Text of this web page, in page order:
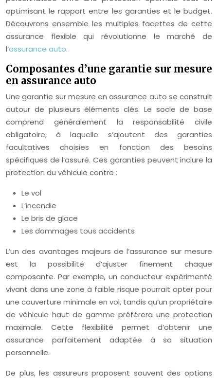
optimisant le rapport entre les garanties et le budget.
Découvrons ensemble les multiples facettes de cette
assurance flexible qui révolutionne le marché de
l’assurance auto.
Composantes d’une garantie sur mesure
en assurance auto
Une garantie sur mesure en assurance auto se construit
autour de plusieurs éléments clés. Le socle de base
comprend généralement la responsabilité civile
obligatoire, à laquelle s’ajoutent des garanties
facultatives choisies en fonction des besoins
spécifiques de l’assuré. Ces garanties peuvent inclure la
protection du véhicule contre :
Le vol
L’incendie
Le bris de glace
Les dommages tous accidents
L’un des avantages majeurs de l’assurance sur mesure
est la possibilité d’ajuster finement chaque
composante. Par exemple, un conducteur expérimenté
vivant dans une zone à faible risque pourrait opter pour
une couverture minimale en vol, tandis qu’un propriétaire
de véhicule haut de gamme préférera une protection
maximale. Cette flexibilité permet d’obtenir une
assurance parfaitement adaptée à sa situation
personnelle.
De plus, les assureurs proposent souvent des options